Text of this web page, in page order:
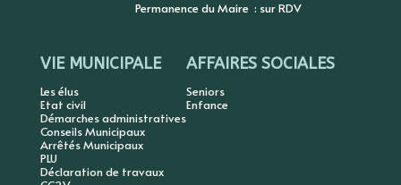
Permanence du Maire : sur RDV
VIE MUNICIPALE
Les élus
Etat civil
Démarches administratives
Conseils Municipaux
Arrêtés Municipaux
PLU
Déclaration de travaux
AFFAIRES SOCIALES
Seniors
Enfance